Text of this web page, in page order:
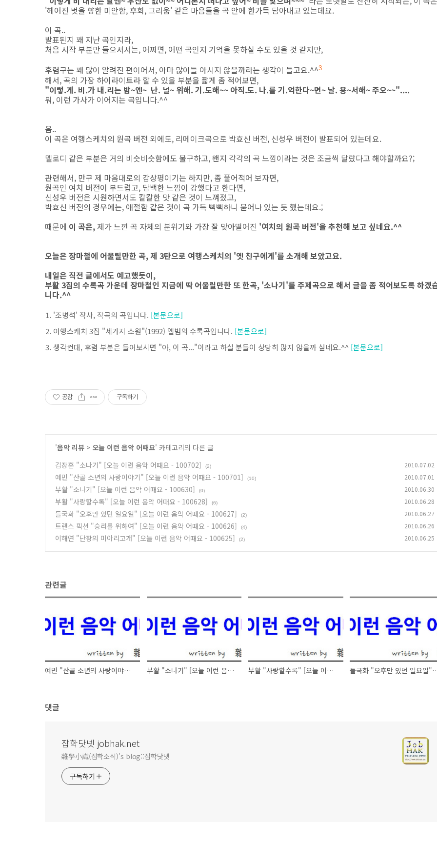
'헤어진 벗을 향한 미안함, 후회, 그리움' 같은 마음들을 곡 안에 한가득 담아내고 있는데요.
이 곡..
발표된지 꽤 지난 곡인지라,
처음 시작 부분만 들으셔서는, 어쩌면, 어떤 곡인지 기억을 못하실 수도 있을 것 같지만,
후렴구는 꽤 많이 알려진 편이어서, 아마 많이들 아시지 않을까라는 생각이 들고요.^^3
해서, 곡의 가장 하이라이트라 할 수 있을 부분을 짧게 좀 적어보면,
"이렇.게. 비.가 내.리는 밤~엔~ 난. 널~ 위해. 기.도해~~ 아직.도. 나.를 기.억한다~면~ 날. 용~서해~ 주오~~"....
뭐, 이런 가사가 이어지는 곡입니다.^^
음..
이 곡은 여행스케치의 원곡 버전 외에도, 리메이크곡으로 박효신 버전, 신성우 버전이 발표되어 있는데요.
멜로디 같은 부분은 거의 비슷비슷함에도 불구하고, 왠지 각각의 곡 느낌이라는 것은 조금씩 달랐다고 해야할까요?;
관련해서, 만구 제 마음대로의 감상평이기는 하지만, 좀 풀어적어 보자면,
원곡인 여치 버전이 부드럽고, 담백한 느낌이 강했다고 한다면,
신성우 버전은 시원하면서도 칼칼한 맛 같은 것이 느껴졌고,
박효신 버전의 경우에는, 애절함 같은 것이 곡 가득 뻑뻑하니 묻어나 있는 듯 했는데요.;
때문에 이 곡은,제가 느낀 곡 자체의 분위기와 가장 잘 맞아떨어진 '여치의 원곡 버전'을 추천해 보고 싶네요.^^
오늘은 장마철에 어울릴만한 곡, 제 3탄으로 여행스케치의 '옛 친구에게'를 소개해 보았고요.
내일은 직전 글에서도 예고했듯이,
부활 3집의 수록곡 가운데 장마철인 지금에 딱 어울릴만한 또 한곡, '소나기'를 주제곡으로 해서 글을 좀 적어보도록 하겠
니다.^^
'조병석' 작사, 작곡의 곡입니다. [본문으로]
여행스케치 3집 "세가지 소원"(1992) 앨범의 수록곡입니다. [본문으로]
생각컨대, 후렴 부분은 들어보시면 "아, 이 곡..."이라고 하실 분들이 상당히 많지 않을까 싶네요.^^ [본문으로]
공감 구독하기
'음악 리뷰 > 오늘 이런 음악 어때요' 카테고리의 다른 글
김장훈 "소나기" [오늘 이런 음악 어때요 - 100702]
(2) 2010.07.02
예민 "산골 소년의 사랑이야기" [오늘 이런 음악 어때요 - 100701] (10) 2010.07.01
부활 "소나기" [오늘 이런 음악 어때요 - 100630] (0) 2010.06.30
부활 "사랑할수록" [오늘 이런 음악 어때요 - 100628] (6) 2010.06.28
들국화 "오후만 있던 일요일" [오늘 이런 음악 어때요 - 100627] (2) 2010.06.27
트랜스 픽션 "승리를 위하여" [오늘 이런 음악 어때요 - 100626] (4) 2010.06.26
이해연 "단장의 미아리고개" [오늘 이런 음악 어때요 - 100625] (2) 2010.06.25
관련글
예민 "산골 소년의 사랑이야기" [오늘 이런 음악 어때요 - 100701] 부활 "소나기" [오늘 이런 음악 어때요 - 100630] 부활 "사랑할수록" [오늘 이런 음악 어때요 - 100628] 들국화 "오후만 있던 일
댓글
잡학닷넷 jobhak.net
雜學小識(잡학소식)'s blog::잡학닷넷
구독하기